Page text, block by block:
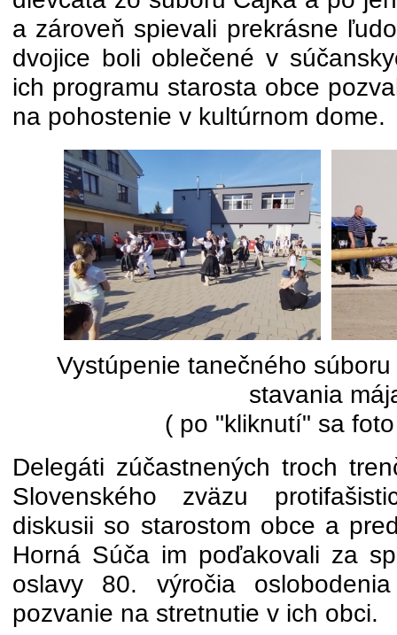
a zároveň spievali prekrásne
dvojice boli oblečené v
ich programu starosta obce
na pohostenie v kultúrnom dome.
Vystúpenie tanečného
stavania
( po "kliknutí" sa
Delegáti zúčastnených troch
Slovenského zväzu
diskusii so starostom obce a
Horná Súča im poďakovali za
oslavy 80. výročia
pozvanie na stretnutie v ich obci.